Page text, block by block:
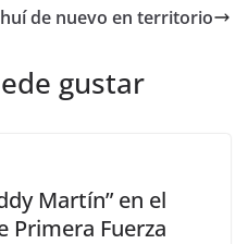
de nuevo en territorio
gustar
Martín” en el
Primera Fuerza